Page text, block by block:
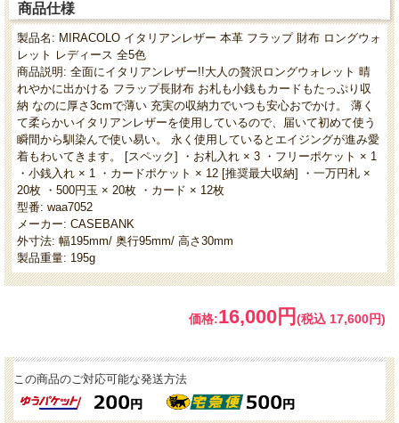
商品仕様
製品名: MIRACOLO イタリアンレザー 本革 フラップ 財布 ロングウォ
レット レディース 全5色
商品説明: 全面にイタリアンレザー!!大人の贅沢ロングウォレット 晴
れやかに出かける フラップ長財布 お札も小銭もカードもたっぷり収
納 なのに厚さ3cmで薄い 充実の収納力でいつも安心おでかけ。 薄く
て柔らかいイタリアンレザーを使用しているので、届いて初めて使う
瞬間から馴染んで使い易い。 永く使用しているとエイジングが進み愛
着もわいてきます。 [スペック] ・お札入れ × 3 ・フリーポケット × 1
・小銭入れ × 1 ・カードポケット × 12 [推奨最大収納] ・一万円札 ×
20枚 ・500円玉 × 20枚 ・カード × 12枚
型番: waa7052
メーカー: CASEBANK
外寸法: 幅195mm/ 奥行95mm/ 高さ30mm
製品重量: 195g
価格:16,000円 (税込 17,600円)
この商品のご対応可能な発送方法